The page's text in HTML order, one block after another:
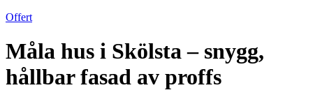
Offert
Måla hus i Skölsta – snygg,
hållbar fasad av proffs